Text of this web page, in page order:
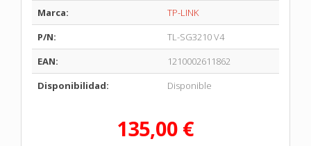
Marca:
TP-LINK
P/N:
TL-SG3210 V4
EAN:
1210002611862
Disponibilidad:
Disponible
135,00 €